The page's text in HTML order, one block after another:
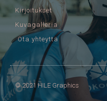
Kirjoitukset
Kuvagalleria
Ota yhteyttä
© 2021 HILE Graphics